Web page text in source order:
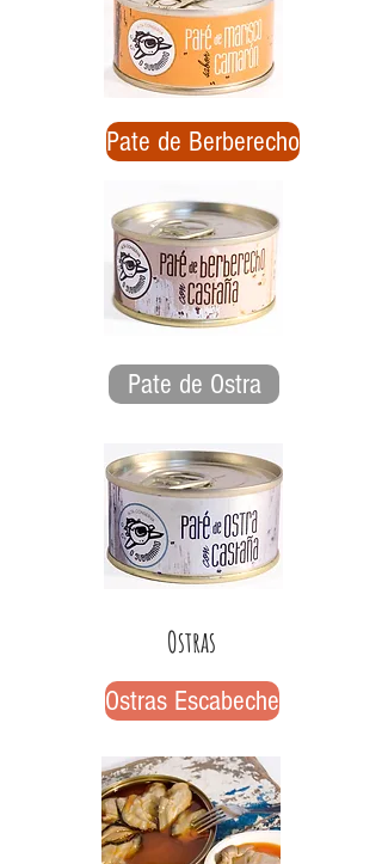
Pate de Berberecho
Pate de Ostra
Ostras
Ostras Escabeche